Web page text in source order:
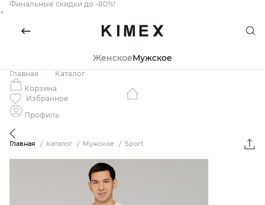
Финальные скидки до -80%!
×
ЖенскоеМужское
Главная
Каталог
Корзина
Избранное
Профиль
Главная Каталог Мужское Sport